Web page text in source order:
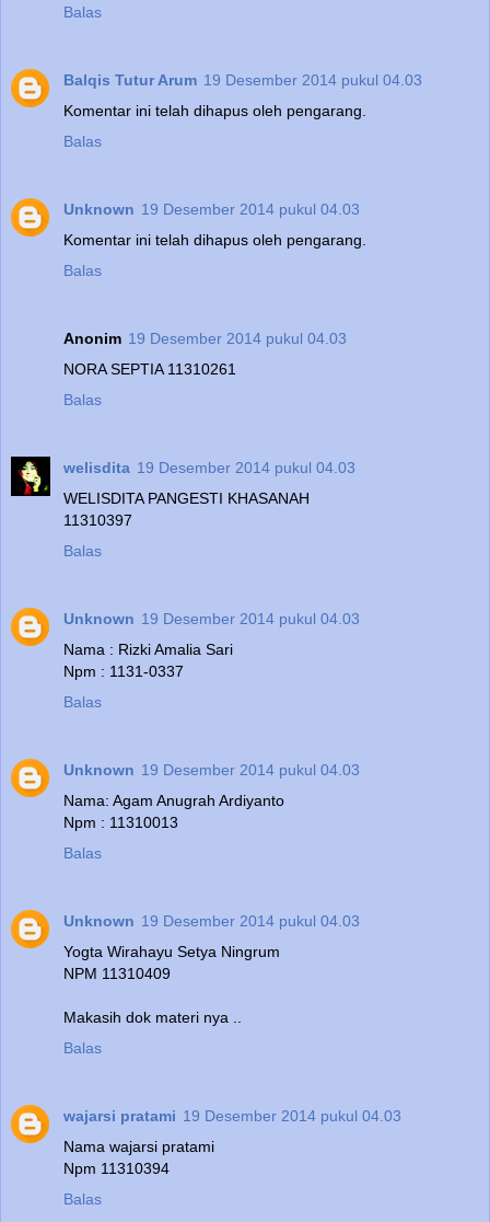
Balas
Balqis Tutur Arum 19 Desember 2014 pukul 04.03
Komentar ini telah dihapus oleh pengarang.
Balas
Unknown 19 Desember 2014 pukul 04.03
Komentar ini telah dihapus oleh pengarang.
Balas
Anonim 19 Desember 2014 pukul 04.03
NORA SEPTIA 11310261
Balas
welisdita 19 Desember 2014 pukul 04.03
WELISDITA PANGESTI KHASANAH
11310397
Balas
Unknown 19 Desember 2014 pukul 04.03
Nama : Rizki Amalia Sari
Npm : 1131-0337
Balas
Unknown 19 Desember 2014 pukul 04.03
Nama: Agam Anugrah Ardiyanto
Npm : 11310013
Balas
Unknown 19 Desember 2014 pukul 04.03
Yogta Wirahayu Setya Ningrum
NPM 11310409
Makasih dok materi nya ..
Balas
wajarsi pratami 19 Desember 2014 pukul 04.03
Nama wajarsi pratami
Npm 11310394
Balas